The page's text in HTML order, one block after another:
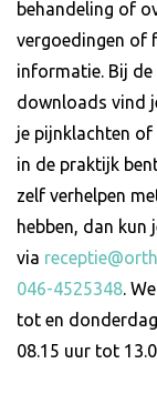
behandeling of
vergoedingen of
informatie. Bij de
downloads vind
je pijnklachten
in de praktijk
zelf verhelpen
hebben, dan
via
046-4525348.
tot en
08.15 uur tot